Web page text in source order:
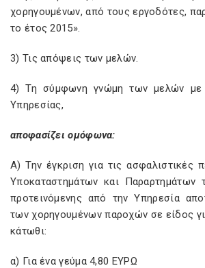
χορηγουμένων, από τους εργοδότες,
το έτος 2015».
3) Τις απόψεις των μελών.
4) Τη σύμφωνη γνώμη των μελών με
Υπηρεσίας,
αποφασίζει ομόφωνα:
Α) Την έγκριση για τις ασφαλιστικές
Υποκαταστημάτων και Παραρτημάτων
προτεινόμενης από την Υπηρεσία
των χορηγουμένων παροχών σε είδος
κάτωθι:
α) Για ένα γεύμα 4,80 ΕΥΡΩ